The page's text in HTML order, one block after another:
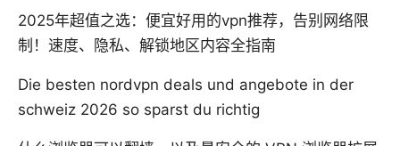
2025年超值之选：便宜好用的vpn推荐，告别网络限
制！速度、隐私、解锁地区内容全指南
Die besten nordvpn deals und angebote in der
schweiz 2026 so sparst du richtig